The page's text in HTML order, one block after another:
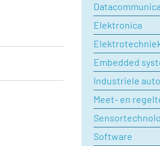
Elektronica
Embedded
Industriele
Meet- en
Software